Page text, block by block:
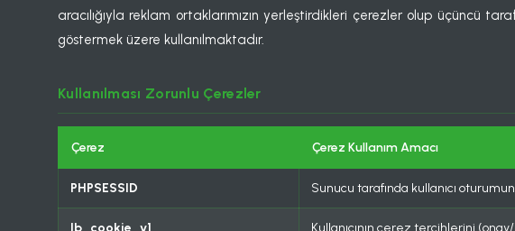
aracılığıyla reklam ortaklarımızın yerleştirdikleri çerezler olup üçüncü
göstermek üzere kullanılmaktadır.
Kullanılması Zorunlu Çerezler
Çerez Çerez Kullanım Amacı
PHPSESSID Sunucu tarafında kullanıcı
lb_cookie_v1 Kullanıcının çerez tercihlerini